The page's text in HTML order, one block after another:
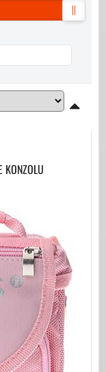
KONZOLU